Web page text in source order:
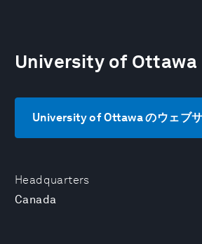
Headquarters
Canada
University of Ottawa
University of Ottawa のウェブ